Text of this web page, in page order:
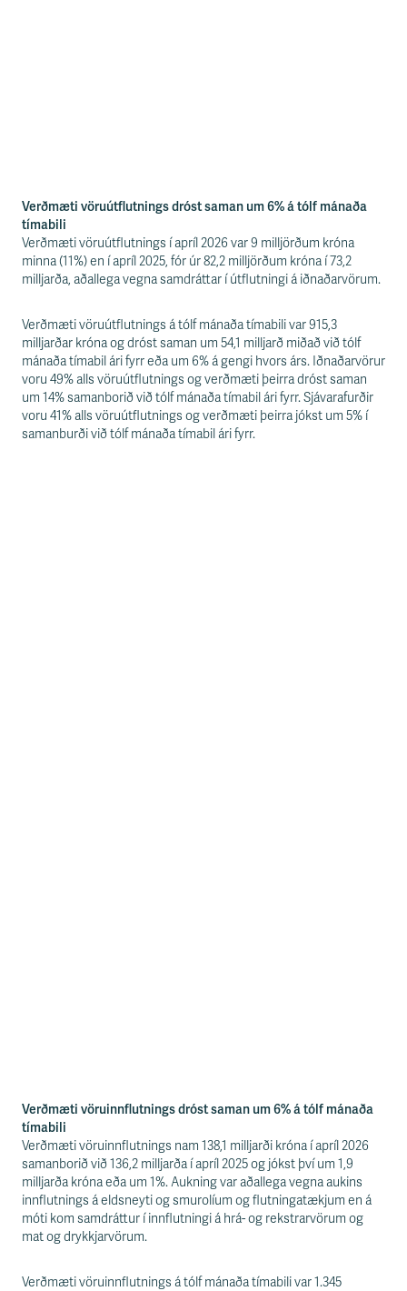
Verðmæti vöruútflutnings dróst saman um 6% á tólf mánaða
tímabili
Verðmæti vöruútflutnings í apríl 2026 var 9 milljörðum króna
minna (11%) en í apríl 2025, fór úr 82,2 milljörðum króna í 73,2
milljarða, aðallega vegna samdráttar í útflutningi á iðnaðarvörum.
Verðmæti vöruútflutnings á tólf mánaða tímabili var 915,3
milljarðar króna og dróst saman um 54,1 milljarð miðað við tólf
mánaða tímabil ári fyrr eða um 6% á gengi hvors árs. Iðnaðarvörur
voru 49% alls vöruútflutnings og verðmæti þeirra dróst saman
um 14% samanborið við tólf mánaða tímabil ári fyrr. Sjávarafurðir
voru 41% alls vöruútflutnings og verðmæti þeirra jókst um 5% í
samanburði við tólf mánaða tímabil ári fyrr.
Verðmæti vöruinnflutnings dróst saman um 6% á tólf mánaða
tímabili
Verðmæti vöruinnflutnings nam 138,1 milljarði króna í apríl 2026
samanborið við 136,2 milljarða í apríl 2025 og jókst því um 1,9
milljarða króna eða um 1%. Aukning var aðallega vegna aukins
innflutnings á eldsneyti og smurolíum og flutningatækjum en á
móti kom samdráttur í innflutningi á hrá- og rekstrarvörum og
mat og drykkjarvörum.
Verðmæti vöruinnflutnings á tólf mánaða tímabili var 1.345